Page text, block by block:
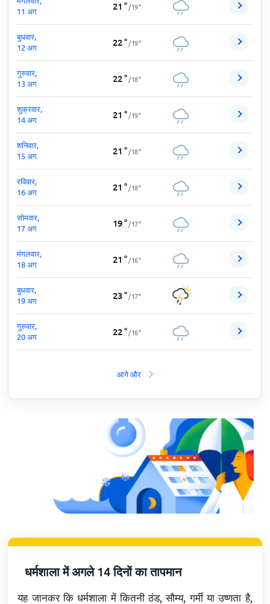
11 अग
21 ° /19°
बुधवार,
12 अग
22° /19°
गुरुवार,
13 अग
22° /18°
शुक्रवार,
14 अग
21 ° /19°
शनिवार,
15 अग
21 ° /18°
रविवार,
16 अग
21 ° /18°
सोमवार,
17 अग
19° /17°
मंगलवार,
18 अग
21 ° /16°
बुधवार,
19 अग
23° /17°
गुरुवार,
20 अग
22° /16°
आगे और
धर्मशाला में अगले 14 दिनों का तापमान
यह जानकर कि धर्मशाला में कितनी ठंड, सौम्य, गर्मी या उष्णता है,